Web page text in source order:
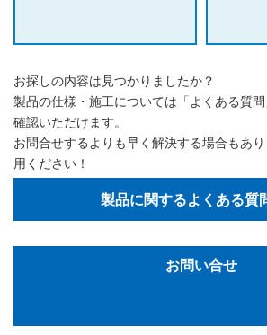
お探しの内容は見つかりましたか？
製品の仕様・施工については「よくある質
確認いただけます。
お問合せするよりも早く解決する場合もあ
用ください！
製品に関するよくある質
お問い合せ